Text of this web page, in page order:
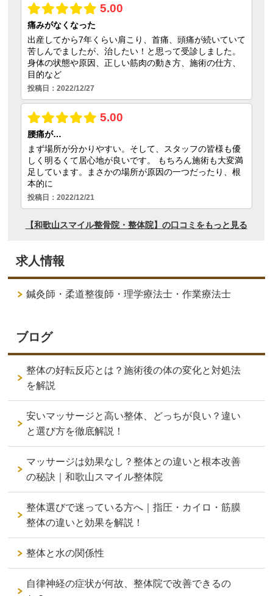
求人情報
鍼灸師・柔道整復師・理学療法士・作業療法士
ブログ
整体の好転反応とは？施術後の体の変化と対処法
を解説
安いマッサージと高い整体、どっちが良い？違い
と選び方を徹底解説！
マッサージは効果なし？整体との違いと根本改善
の秘訣｜和歌山スマイル整体院
整体選びで迷っている方へ｜指圧・カイロ・筋膜
整体の違いと効果を解説！
整体と水の関係性
自律神経の症状が何故、整体院で改善できるの